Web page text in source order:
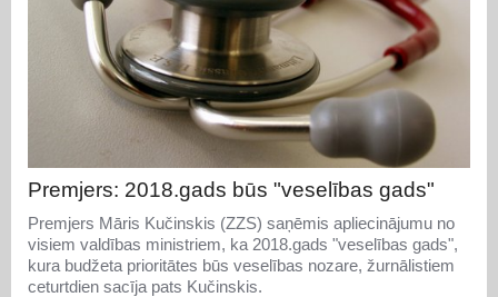
Premjers: 2018.gads būs "veselības gads"
Premjers Māris Kučinskis (ZZS) saņēmis apliecinājumu no
visiem valdības ministriem, ka 2018.gads "veselības gads",
kura budžeta prioritātes būs veselības nozare, žurnālistiem
ceturtdien sacīja pats Kučinskis.